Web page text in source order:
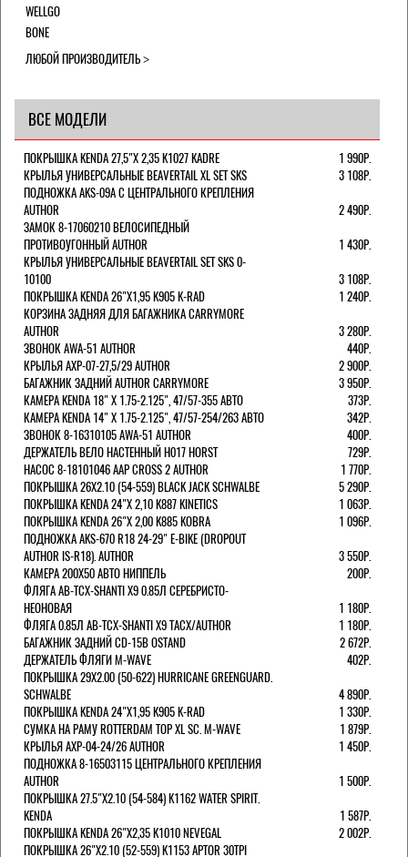
WELLGO
BONE
ЛЮБОЙ ПРОИЗВОДИТЕЛЬ
ВСЕ МОДЕЛИ
ПОКРЫШКА KENDA 27,5"Х 2,35 K1027 KADRE
1 990Р.
КРЫЛЬЯ УНИВЕРСАЛЬНЫЕ BEAVERTAIL XL SET SKS
3 108Р.
ПОДНОЖКА AKS-09A C ЦЕНТРАЛЬНОГО КРЕПЛЕНИЯ
AUTHOR
2 490Р.
ЗАМОК 8-17060210 ВЕЛОСИПЕДНЫЙ
ПРОТИВОУГОННЫЙ AUTHOR
1 430Р.
КРЫЛЬЯ УНИВЕРСАЛЬНЫЕ BEAVERTAIL SET SKS 0-
10100
3 108Р.
ПОКРЫШКА KENDA 26"Х1,95 K905 K-RAD
1 240Р.
КОРЗИНА ЗАДНЯЯ ДЛЯ БАГАЖНИКА CARRYMORE
AUTHOR
3 280Р.
ЗВОНОК AWA-51 AUTHOR
440Р.
КРЫЛЬЯ AXP-07-27,5/29 AUTHOR
2 900Р.
БАГАЖНИК ЗАДНИЙ AUTHOR CARRYMORE
3 950Р.
КАМЕРА KENDA 18" Х 1.75-2.125", 47/57-355 АВТО
373Р.
КАМЕРА KENDA 14" Х 1.75-2.125", 47/57-254/263 АВТО
342Р.
ЗВОНОК 8-16310105 AWA-51 AUTHOR
400Р.
ДЕРЖАТЕЛЬ ВЕЛО НАСТЕННЫЙ H017 HORST
729Р.
НАСОС 8-18101046 AAP CROSS 2 AUTHOR
1 770Р.
ПОКРЫШКА 26X2.10 (54-559) BLACK JACK SCHWALBE
5 290Р.
ПОКРЫШКА KENDA 24"Х 2,10 K887 KINETICS
1 063Р.
ПОКРЫШКА KENDA 26"Х 2,00 K885 KOBRA
1 096Р.
ПОДНОЖКА AKS-670 R18 24-29" E-BIKE (DROPOUT
AUTHOR IS-R18). AUTHOR
3 550Р.
КАМЕРА 200Х50 АВТО НИППЕЛЬ
200Р.
ФЛЯГА AB-TCX-SHANTI X9 0.85Л СЕРЕБРИСТО-
НЕОНОВАЯ
1 180Р.
ФЛЯГА 0.85Л AB-TCX-SHANTI X9 TACX/AUTHOR
1 180Р.
БАГАЖНИК ЗАДНИЙ CD-15B OSTAND
2 672Р.
ДЕРЖАТЕЛЬ ФЛЯГИ M-WAVE
402Р.
ПОКРЫШКА 29X2.00 (50-622) HURRICANE GREENGUARD.
SCHWALBE
4 890Р.
ПОКРЫШКА KENDA 24"Х1,95 K905 K-RAD
1 330Р.
СУМКА НА РАМУ ROTTERDAM TOP XL SC. M-WAVE
1 879Р.
КРЫЛЬЯ AXP-04-24/26 AUTHOR
1 450Р.
ПОДНОЖКА 8-16503115 ЦЕНТРАЛЬНОГО КРЕПЛЕНИЯ
AUTHOR
1 500Р.
ПОКРЫШКА 27.5"Х2.10 (54-584) K1162 WATER SPIRIT.
KENDA
1 587Р.
ПОКРЫШКА KENDA 26"Х2,35 K1010 NEVEGAL
2 002Р.
ПОКРЫШКА 26"Х2.10 (52-559) K1153 APTOR 30TPI